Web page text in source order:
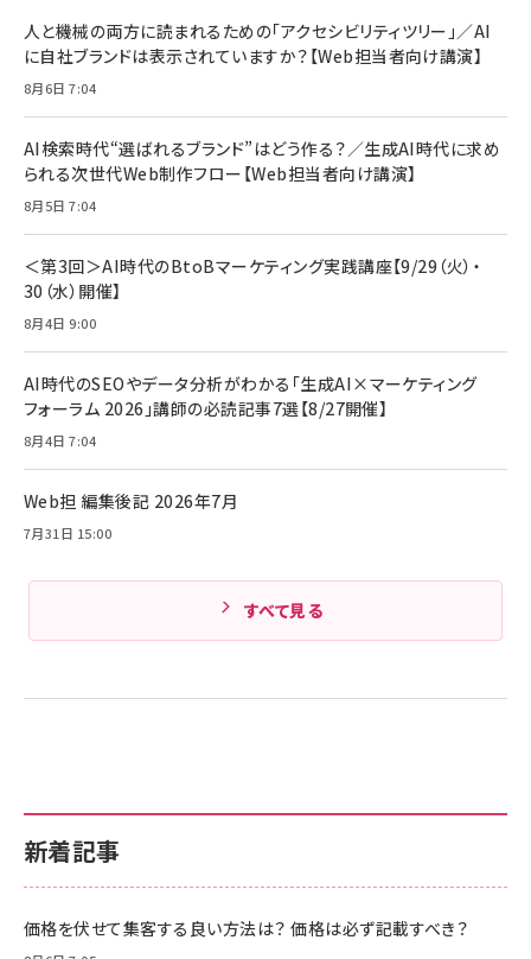
￥1,100
年後半、あなたの恋と運命／山田涼介]
￥880
Amazonランキングをもっと見る
すい ガイド枠付き いPhone17 (6.3インチ) 対応
2枚セット DSP25F1698
￥1,599
【New】Amazon Fire TV Stick HD | 手軽にスト
レイヤー
￥6,980
Anker Soundcore P31i (Bluetooth 6.1) 【完
全ワイヤレスイヤホン/アクティブノイズキャンセリ
ング/マルチポイント接続 / 最大50時間再生 / PSE
Anker PowerLine III Flow USB-C & USB-C
ケーブル Anker絡まないケーブル 240W 結束バン
ド付き USB PD対応 シリコン素材採用 iPhone
17 / 16 / 15 / Galaxy iPad Pro MacBook
Amazonランキングをもっと見る
￥5,000
ケーブル Anker絡まないケーブル 240W 結束バン
17 / 16 / 15 / Galaxy iPad Pro MacBook
Pro/Air 各種対応 (1.8m ミッドナイトブラック)
￥1,890
キャンペーン】
￥4,857
新着記事
価格を伏せて集客する良い方法は？ 価格は必ず記載すべき？
人と機械の両方に読まれるための「アクセシビリティツリー」／AI
に自社ブランドは表示されていますか？【Web担当者向け講演】
8月6日 7:04
AI検索時代“選ばれるブランド”はどう作る？／生成AI時代に求め
られる次世代Web制作フロー【Web担当者向け講演】
8月5日 7:04
＜第3回＞AI時代のBtoBマーケティング実践講座【9/29（火）・
30（水）開催】
8月4日 9:00
AI時代のSEOやデータ分析がわかる「生成AI×マーケティング
フォーラム 2026」講師の必読記事7選【8/27開催】
8月4日 7:04
Web担 編集後記 2026年7月
7月31日 15:00
すべて見る